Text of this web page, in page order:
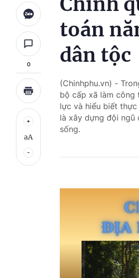
0
aA
toán
dân tộc
(Chinhphu.vn) -
bộ cấp xã làm công
lực và hiểu biết
là xây dựng đội ngũ
sống.